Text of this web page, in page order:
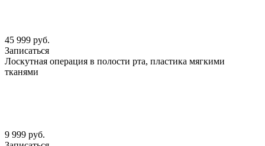
45 999 руб.
Записаться
Лоскутная операция в полости рта, пластика мягкими
тканями
9 999 руб.